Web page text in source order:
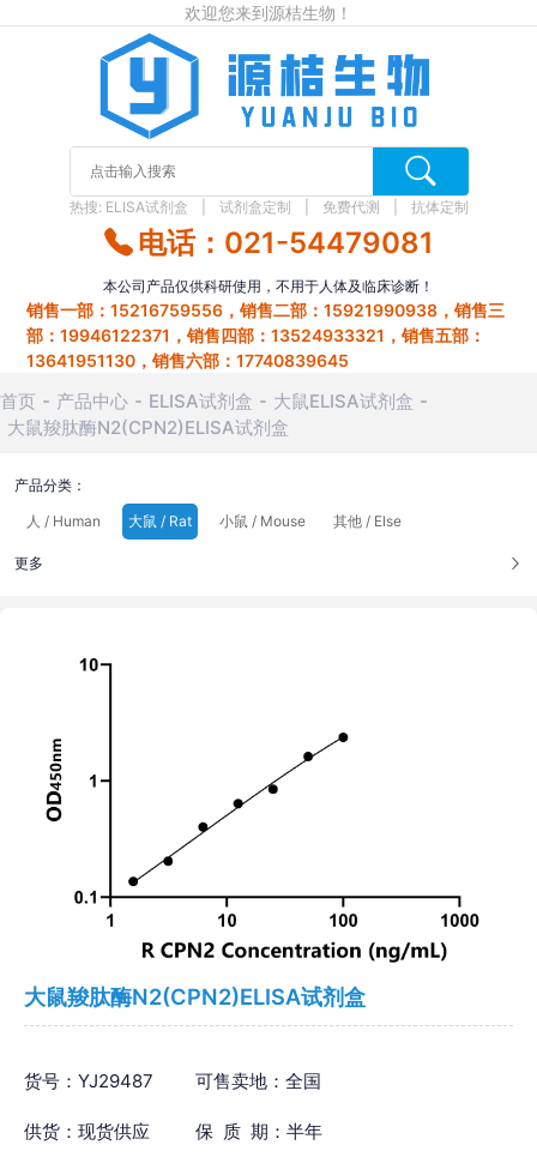
欢迎您来到源桔生物！
热搜: ELISA试剂盒 试剂盒定制 免费代测 抗体定制
电话：021-54479081
本公司产品仅供科研使用，不用于人体及临床诊断！
销售一部：15216759556，销售二部：15921990938，销售三
部：19946122371，销售四部：13524933321，销售五部：
13641951130，销售六部：17740839645
首页 产品中心 ELISA试剂盒
大鼠ELISA试剂盒
大鼠羧肽酶N2(CPN2)ELISA试剂盒
产品分类：
人 / Human
大鼠 / Rat 小鼠 / Mouse 其他 / Else
更多
大鼠羧肽酶N2(CPN2)ELISA试剂盒
货号：YJ29487 可售卖地：全国
供货：现货供应 保 质 期：半年